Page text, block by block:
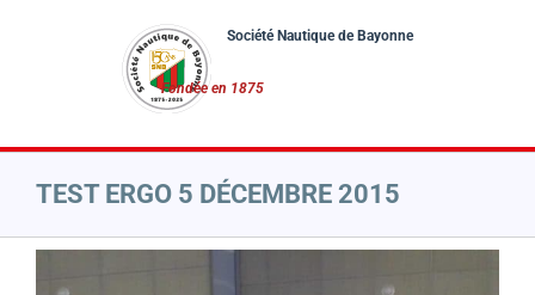
TEST ERGO 5 DÉCEMBRE 2015